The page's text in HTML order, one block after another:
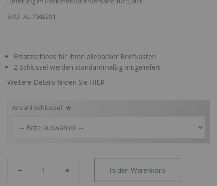
SKU AL-7042291
Ersatzschloss für Ihren allebacker Briefkasten
2 Schlüssel werden standardmäßig mitgeliefert
Weitere Details finden Sie HIER
Anzahl Schlüssel
In den Warenkorb